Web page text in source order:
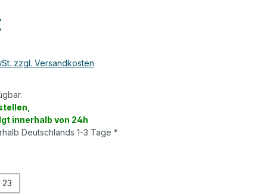
zzgl. Versandkosten
innerhalb von 24h
Deutschlands 1-3 Tage *
23